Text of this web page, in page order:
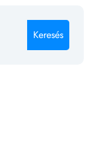
Keresés